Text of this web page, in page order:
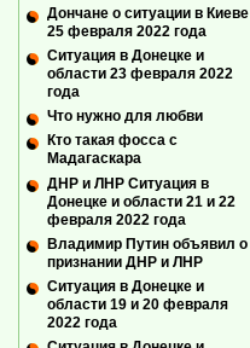
Дончане о ситуации в Киеве
25 февраля 2022 года
Ситуация в Донецке и
области 23 февраля 2022
года
Что нужно для любви
Кто такая фосса с
Мадагаскара
ДНР и ЛНР Ситуация в
Донецке и области 21 и 22
февраля 2022 года
Владимир Путин объявил о
признании ДНР и ЛНР
Ситуация в Донецке и
области 19 и 20 февраля
2022 года